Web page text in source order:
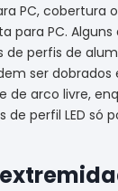
PC, cobertura
para PC. Alguns
de perfis de
ser dobrados
de arco livre,
perfil LED só